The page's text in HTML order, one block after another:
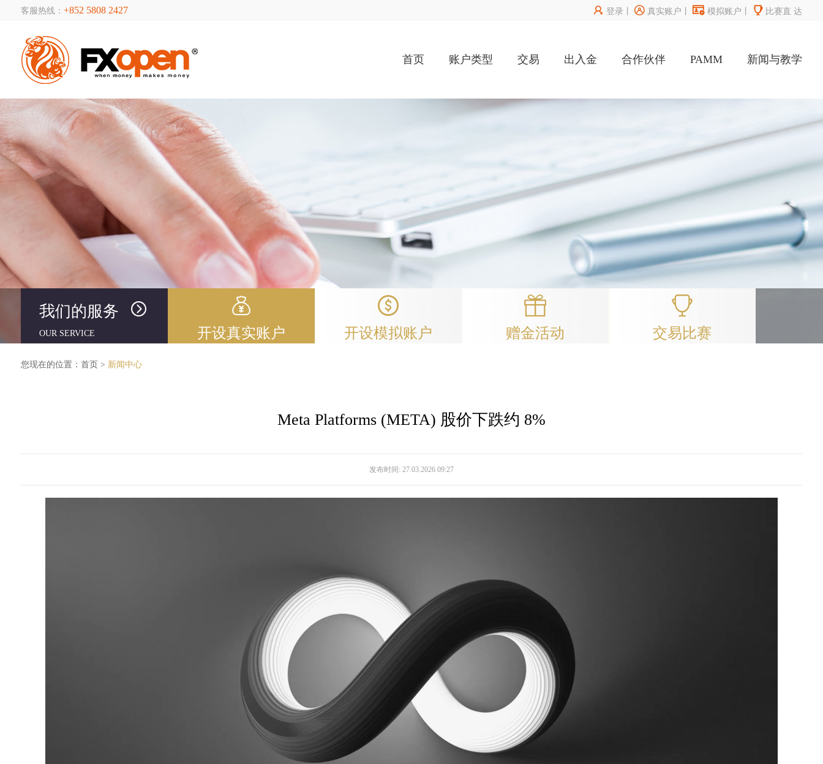
客服热线： +852 5808 2427  登录 丨 真实账户  模拟账户  比赛直 达
首页 账户类型 交易 出入金 合作伙伴 PAMM 新闻与教学
我们的服务
OUR SERVICE 开设真实账户 开设模拟账户 赠金活动 交易比赛
您现在的位置： 首页 > 新闻中心
Meta Platforms (META) 股价下跌约 8%
发布时间: 27.03.2026 09:27